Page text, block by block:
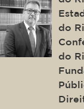
do
do